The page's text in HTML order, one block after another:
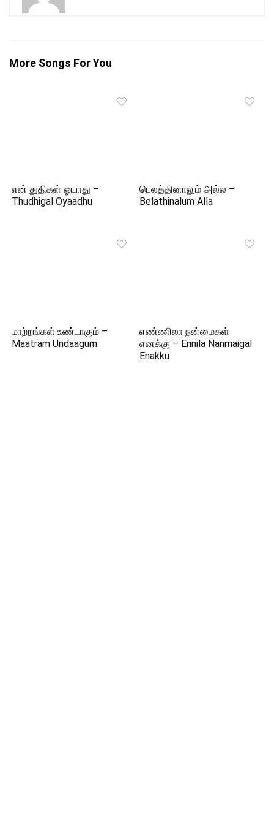
More Songs For You
என் துதிகள் ஓயாது –
Thudhigal Oyaadhu
பெலத்தினாலும் அல்ல –
Belathinalum Alla
மாற்றங்கள் உண்டாகும் –
Maatram Undaagum
எண்ணிலா நன்மைகள்
எனக்கு – Ennila Nanmaigal
Enakku